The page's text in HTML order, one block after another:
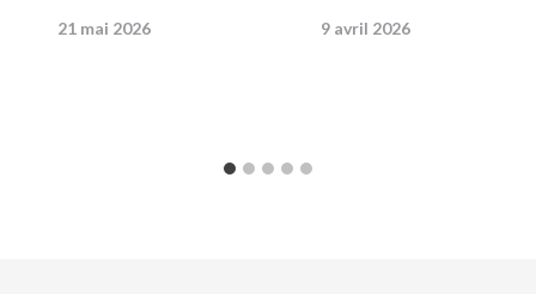
21 mai 2026 9 avril 2026